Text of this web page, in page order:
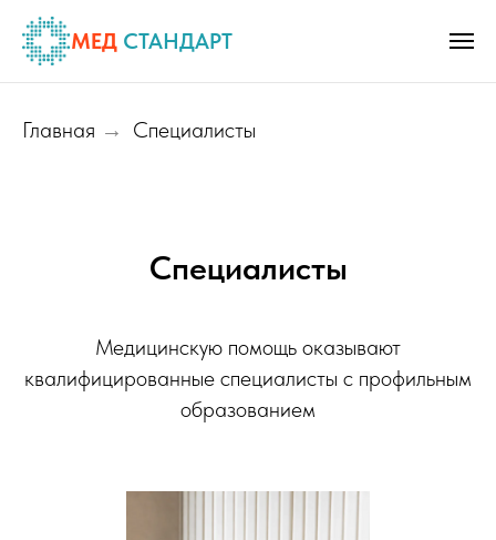
МЕД СТАНДАРТ
Главная → Специалисты
Специалисты
Медицинскую помощь оказывают
квалифицированные специалисты с профильным
образованием